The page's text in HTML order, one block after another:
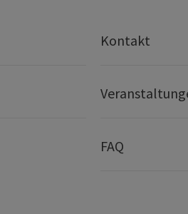
Kontakt
FAQ